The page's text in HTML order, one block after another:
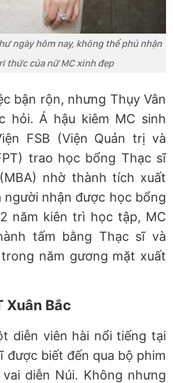
ngày hôm nay, không thể phủ nhận
thức của nữ MC xinh đẹp
bận rộn, nhưng Thụy Vân
hỏi. Á hậu kiêm MC sinh
FSB (Viện Quản trị và
trao học bổng Thạc sĩ
nhờ thành tích xuất
nhận được học bổng
năm kiên trì học tập, MC
tấm bằng Thạc sĩ và
năm gương mặt xuất
Xuân Bắc
diễn viên hài nổi tiếng tại
được biết đến qua bộ phim
diễn Núi. Không nhưng